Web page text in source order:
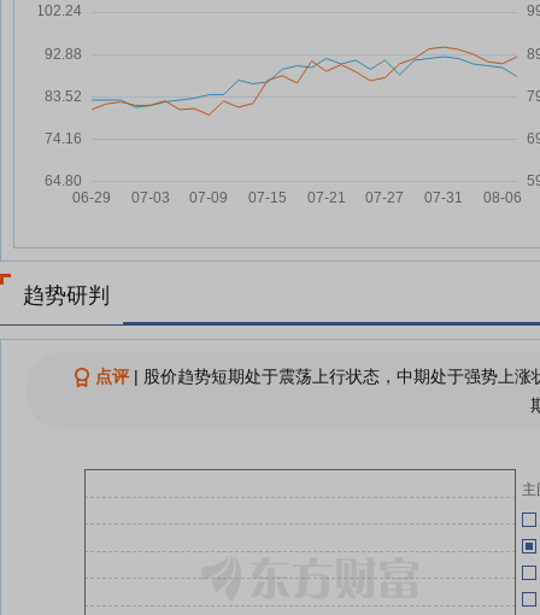
08-04
基金“风格切换”，全市场4925只主
08-04
1328.36元/股收盘
08-04
1358.98元/股收盘
查看更多
05-15
趋势研判
点评| 股价趋势短期处于震荡上行状态，中期处于强势上
主